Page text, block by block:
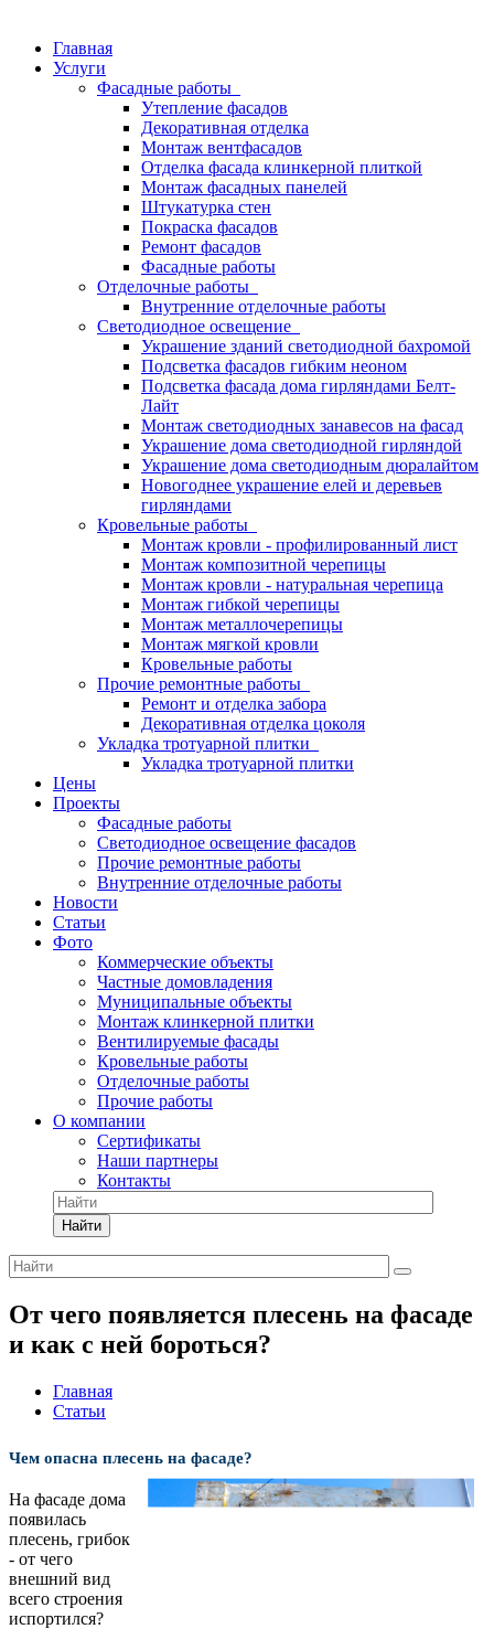
Главная
Услуги
Фасадные работы
Утепление фасадов
Декоративная отделка
Монтаж вентфасадов
Отделка фасада клинкерной плиткой
Монтаж фасадных панелей
Штукатурка стен
Покраска фасадов
Ремонт фасадов
Фасадные работы
Отделочные работы
Внутренние отделочные работы
Светодиодное освещение
Украшение зданий светодиодной бахромой
Подсветка фасадов гибким неоном
Подсветка фасада дома гирляндами Белт-
Лайт
Монтаж светодиодных занавесов на фасад
Украшение дома светодиодной гирляндой
Украшение дома светодиодным дюралайтом
Новогоднее украшение елей и деревьев
гирляндами
Кровельные работы
Монтаж кровли - профилированный лист
Монтаж композитной черепицы
Монтаж кровли - натуральная черепица
Монтаж гибкой черепицы
Монтаж металлочерепицы
Монтаж мягкой кровли
Кровельные работы
Прочие ремонтные работы
Ремонт и отделка забора
Декоративная отделка цоколя
Укладка тротуарной плитки
Укладка тротуарной плитки
Цены
Проекты
Фасадные работы
Светодиодное освещение фасадов
Прочие ремонтные работы
Внутренние отделочные работы
Новости
Статьи
Фото
Коммерческие объекты
Частные домовладения
Муниципальные объекты
Монтаж клинкерной плитки
Вентилируемые фасады
Кровельные работы
Отделочные работы
Прочие работы
О компании
Сертификаты
Наши партнеры
Контакты
Найти
От чего появляется плесень на фасаде
и как с ней бороться?
Главная
Статьи
Чем опасна плесень на фасаде?
На фасаде дома
появилась
плесень, грибок
- от чего
внешний вид
всего строения
испортился?